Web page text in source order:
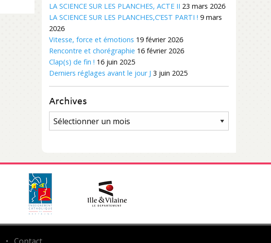
LA SCIENCE SUR LES PLANCHES, ACTE II 23 mars 2026
LA SCIENCE SUR LES PLANCHES,C’EST PARTI ! 9 mars
2026
Vitesse, force et émotions 19 février 2026
Rencontre et chorégraphie 16 février 2026
Clap(s) de fin ! 16 juin 2025
Derniers réglages avant le jour J 3 juin 2025
Archives
Archives